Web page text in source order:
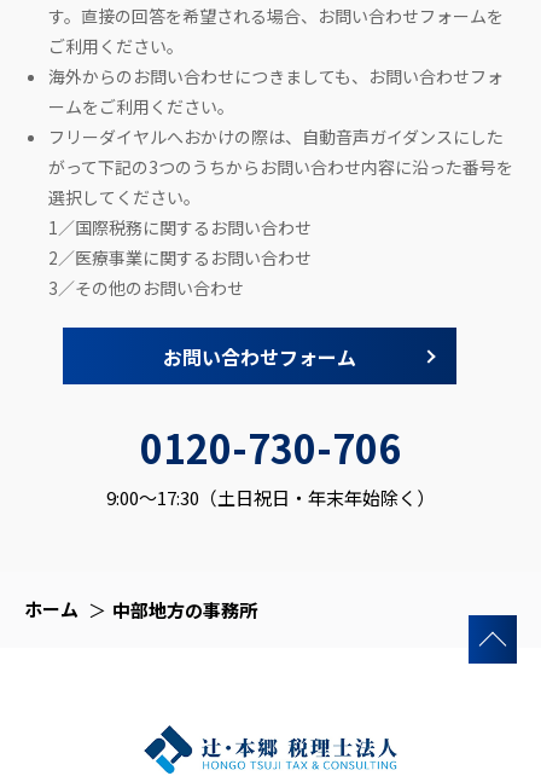
す。直接の回答を希望される場合、お問い合わせフォームを
ご利用ください。
海外からのお問い合わせにつきましても、お問い合わせフォ
ームをご利用ください。
フリーダイヤルへおかけの際は、自動音声ガイダンスにした
がって下記の3つのうちからお問い合わせ内容に沿った番号を
選択してください。
1／国際税務に関するお問い合わせ
2／医療事業に関するお問い合わせ
3／その他のお問い合わせ
お問い合わせフォーム
0120-730-706
9:00～17:30（土日祝日・年末年始除く）
ホーム 中部地方の事務所